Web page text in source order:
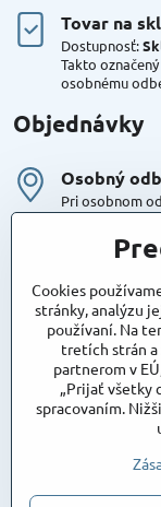
Tovar na
Dostupnosť:
Takto
osobnému
Objednávky
Osobný
Pri osobnom
Kuriér DPD ,
Cena za
Maxstore
Bratislavská 79
Areál Satina
90201 Pezinok
Súradnice pre
48°16'48.83"N,
Cookies
stránky, analýzu
používaní. Na
tretích strán a
partnerom v
„Prijať všetky
spracovaním.